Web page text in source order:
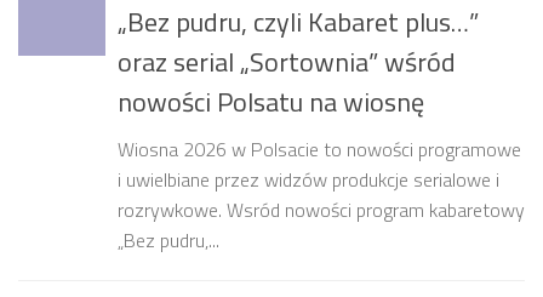
„Bez pudru, czyli Kabaret plus…”
oraz serial „Sortownia” wśród
nowości Polsatu na wiosnę
Wiosna 2026 w Polsacie to nowości programowe
i uwielbiane przez widzów produkcje serialowe i
rozrywkowe. Wsród nowości program kabaretowy
„Bez pudru,...